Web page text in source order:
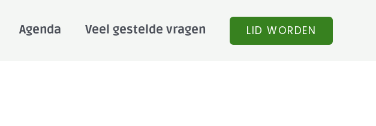
Agenda Veel gestelde vragen LID WORDEN